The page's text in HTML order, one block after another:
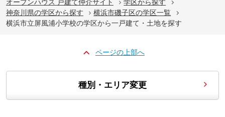
オープンハウス 戸建て仲介サイト
学区から探す
神奈川県の学区から探す
横浜市磯子区の学区一覧
横浜市立屏風浦小学校の学区から一戸建て・土地を探す
ページの上部へ
種別・エリア変更